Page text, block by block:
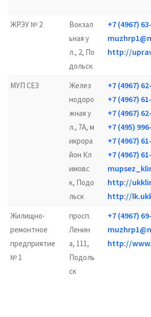
ЖРЭУ № 2
Вокзал
ьная у
л., 2, По
дольск
+7 (4967)
http://
МУП СЕЗ
Желез
нодоро
жная у
л., 7А, м
икрора
йон Кл
имовс
к, Подо
льск
+7 (4967)
+7 (4967)
+7 (4967)
+7 (495)
+7 (4967)
+7 (4967)
http://
http://
Жилищно-
ремонтное
предприятие
№ 1
просп.
Ленин
а, 111,
Подоль
ск
+7 (4967)
http://